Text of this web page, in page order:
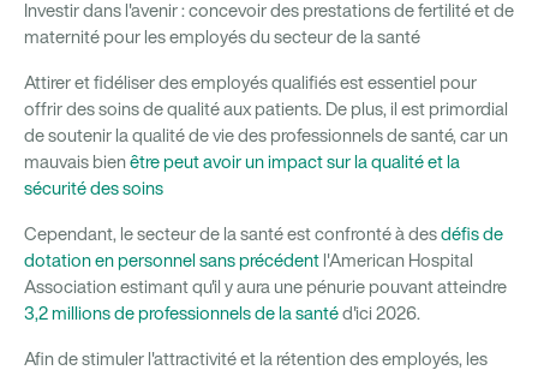
Investir dans l'avenir : concevoir des prestations de fertilité et de
maternité pour les employés du secteur de la santé
Attirer et fidéliser des employés qualifiés est essentiel pour
offrir des soins de qualité aux patients. De plus, il est primordial
de soutenir la qualité de vie des professionnels de santé, car un
mauvais bienêtre peut avoir un impact sur la qualité et la
sécurité des soins
Cependant, le secteur de la santé est confronté à desdéfis de
dotation en personnel sans précédent l'American Hospital
Association estimant qu'il y aura une pénurie pouvant atteindre
3,2 millions de professionnels de la santéd'ici 2026.
Afin de stimuler l'attractivité et la rétention des employés, les